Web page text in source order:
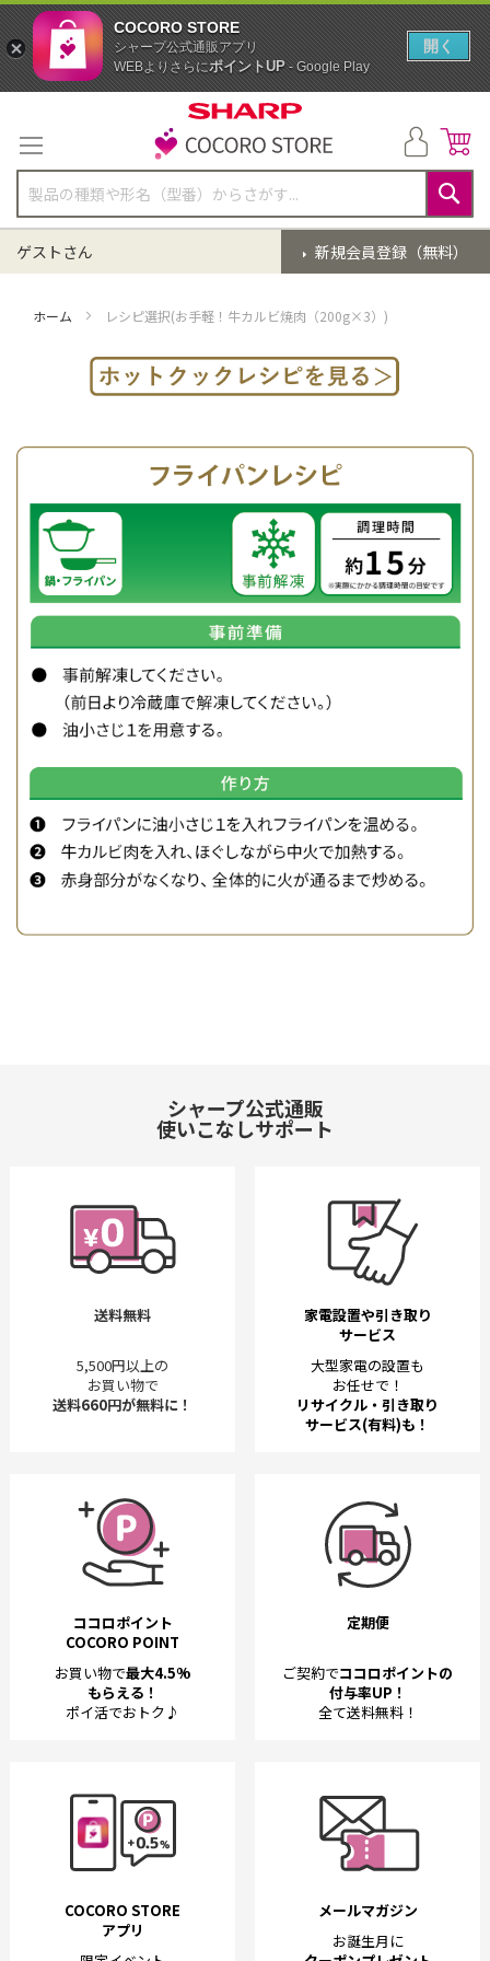
テ
ン
ツ
に
ス
キ
ッ
検
索
新規会員登録（無料）
ゲストさん
ホーム レシピ選択(お手軽！牛カルビ焼肉（200g×3）)
シャープ公式通販
使いこなしサポート
送料無料
5,500円以上の
お買い物で
送料660円が無料に！
家電設置や引き取り
サービス
大型家電の設置も
お任せで！
リサイクル・引き取り
サービス(有料)も！
ココロポイント
COCORO POINT
お買い物で最大4.5%
もらえる！
ポイ活でおトク♪
定期便
ご契約でココロポイントの
付与率UP！
全て送料無料！
COCORO STORE
アプリ
メールマガジン
お誕生月に
COCORO STORE
シャープ公式通販アプリ
WEBよりさらにポイントUP- Google Play
開く